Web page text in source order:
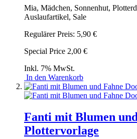
Mia, Mädchen, Sonnenhut,
Auslaufartikel, Sale
Regulärer Preis: 5,90 €
Special Price 2,00 €
Inkl. 7% MwSt.
In den Warenkorb
Fanti mit Blumen
Plottervorlage